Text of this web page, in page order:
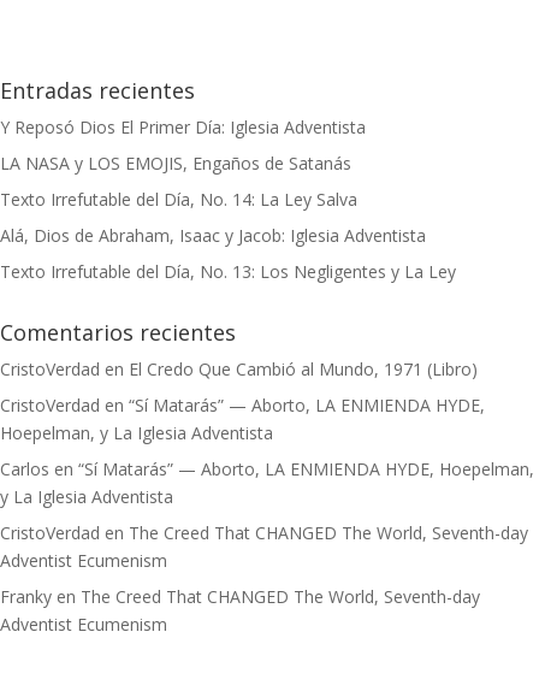
Entradas recientes
Y Reposó Dios El Primer Día: Iglesia Adventista
LA NASA y LOS EMOJIS, Engaños de Satanás
Texto Irrefutable del Día, No. 14: La Ley Salva
Alá, Dios de Abraham, Isaac y Jacob: Iglesia Adventista
Texto Irrefutable del Día, No. 13: Los Negligentes y La Ley
Comentarios recientes
CristoVerdad en El Credo Que Cambió al Mundo, 1971 (Libro)
CristoVerdad en “Sí Matarás” — Aborto, LA ENMIENDA HYDE,
Hoepelman, y La Iglesia Adventista
Carlos en “Sí Matarás” — Aborto, LA ENMIENDA HYDE, Hoepelman,
y La Iglesia Adventista
CristoVerdad en The Creed That CHANGED The World, Seventh-day
Adventist Ecumenism
Franky en The Creed That CHANGED The World, Seventh-day
Adventist Ecumenism